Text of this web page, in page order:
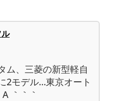
ム、三菱の新型軽自
2モデル…東京オート
｀｀｀